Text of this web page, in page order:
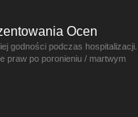
Ocen
godności podczas hospitalizacji.
praw po poronieniu / martwym